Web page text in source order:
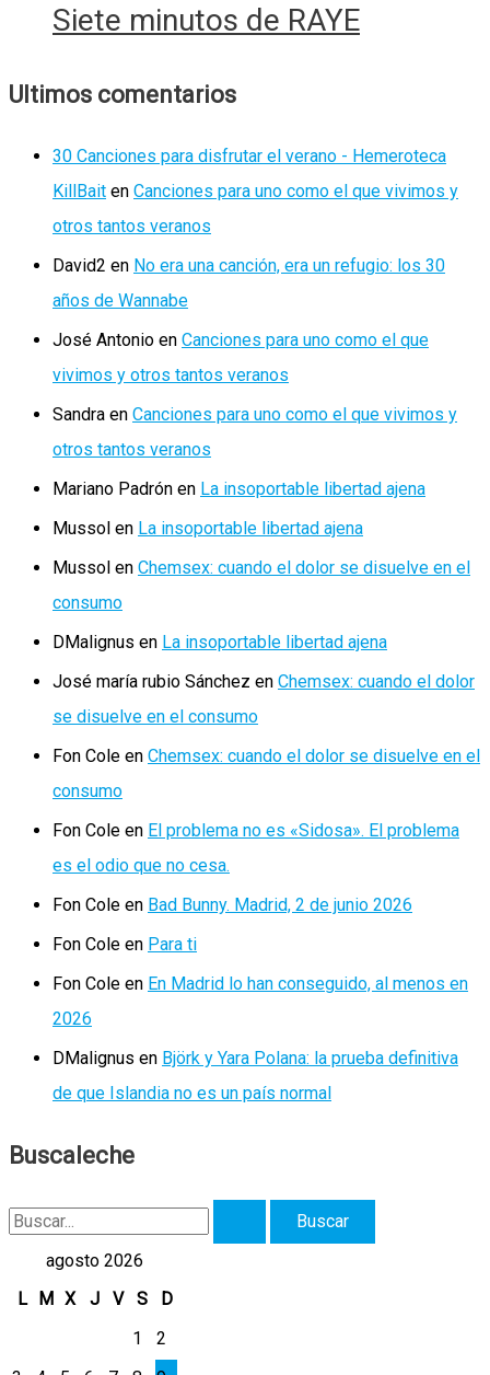
Siete minutos de RAYE
Ultimos comentarios
30 Canciones para disfrutar el verano - Hemeroteca
KillBait en Canciones para uno como el que vivimos y
otros tantos veranos
David2 en No era una canción, era un refugio: los 30
años de Wannabe
José Antonio en Canciones para uno como el que
vivimos y otros tantos veranos
Sandra en Canciones para uno como el que vivimos y
otros tantos veranos
Mariano Padrón en La insoportable libertad ajena
Mussol en La insoportable libertad ajena
Mussol en Chemsex: cuando el dolor se disuelve en el
consumo
DMalignus en La insoportable libertad ajena
José maría rubio Sánchez en Chemsex: cuando el dolor
se disuelve en el consumo
Fon Cole en Chemsex: cuando el dolor se disuelve en el
consumo
Fon Cole en El problema no es «Sidosa». El problema
es el odio que no cesa.
Fon Cole en Bad Bunny. Madrid, 2 de junio 2026
Fon Cole en Para ti
Fon Cole en En Madrid lo han conseguido, al menos en
2026
DMalignus en Björk y Yara Polana: la prueba definitiva
de que Islandia no es un país normal
Buscaleche
B
agosto 2026
L
M X J V S
D
1
2